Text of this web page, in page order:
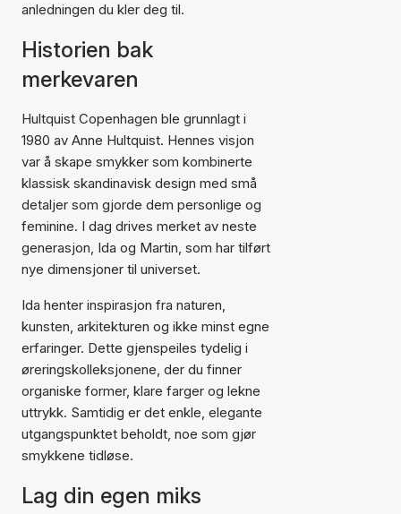
anledningen du kler deg til.
Historien bak
merkevaren
Hultquist Copenhagen ble grunnlagt i
1980 av Anne Hultquist. Hennes visjon
var å skape smykker som kombinerte
klassisk skandinavisk design med små
detaljer som gjorde dem personlige og
feminine. I dag drives merket av neste
generasjon, Ida og Martin, som har tilført
nye dimensjoner til universet.
Ida henter inspirasjon fra naturen,
kunsten, arkitekturen og ikke minst egne
erfaringer. Dette gjenspeiles tydelig i
øreringskolleksjonene, der du finner
organiske former, klare farger og lekne
uttrykk. Samtidig er det enkle, elegante
utgangspunktet beholdt, noe som gjør
smykkene tidløse.
Lag din egen miks